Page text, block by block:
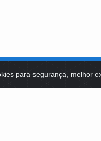
para segurança, melhor
PLATAFORMA